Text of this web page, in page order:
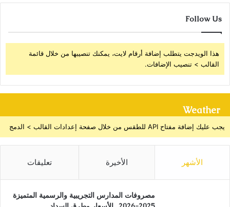
Follow Us
هذا الويدجت يتطلب إضافة أرقام لايت، يمكنك تنصيبها من خلال قائمة
القالب > تنصيب الإضافات.
Weather
يجب عليك إضافة مفتاح API للطقس من خلال صفحة إعدادات القالب > الدمج
الأشهر الأخيرة تعليقات
مصروفات المدارس التجريبية والرسمية المتميزة